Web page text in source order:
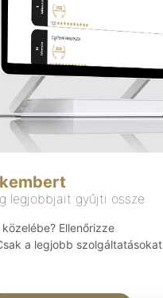
legjobbjait gyűjti össze
Ellenőrizze
a legjobb szolgáltatásokat